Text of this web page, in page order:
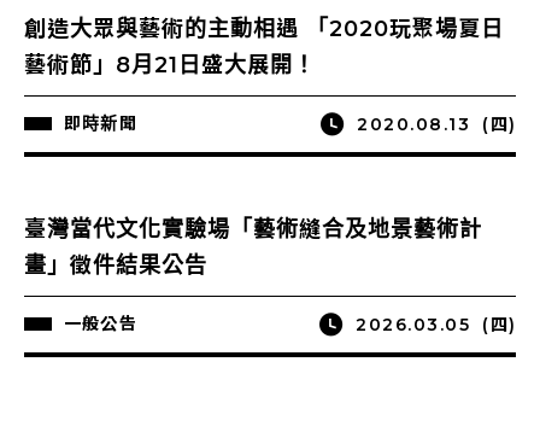
創造大眾與藝術的主動相遇 「2020玩聚場夏日
藝術節」8月21日盛大展開！
即時新聞 2020.08.13 (四)
臺灣當代文化實驗場「藝術縫合及地景藝術計
畫」徵件結果公告
一般公告 2026.03.05 (四)